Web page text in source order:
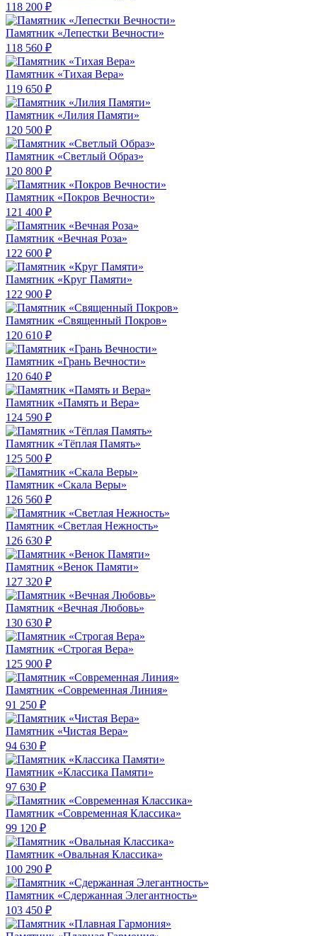
118 200 ₽
Памятник «Лепестки Вечности»
118 560 ₽
Памятник «Тихая Вера»
119 650 ₽
Памятник «Лилия Памяти»
120 500 ₽
Памятник «Светлый Образ»
120 800 ₽
Памятник «Покров Вечности»
121 400 ₽
Памятник «Вечная Роза»
122 600 ₽
Памятник «Круг Памяти»
122 900 ₽
Памятник «Священный Покров»
120 610 ₽
Памятник «Грань Вечности»
120 640 ₽
Памятник «Память и Вера»
124 590 ₽
Памятник «Тёплая Память»
125 500 ₽
Памятник «Скала Веры»
126 560 ₽
Памятник «Светлая Нежность»
126 630 ₽
Памятник «Венок Памяти»
127 320 ₽
Памятник «Вечная Любовь»
130 630 ₽
Памятник «Строгая Вера»
125 900 ₽
Памятник «Современная Линия»
91 250 ₽
Памятник «Чистая Вера»
94 630 ₽
Памятник «Классика Памяти»
97 630 ₽
Памятник «Современная Классика»
99 120 ₽
Памятник «Овальная Классика»
100 290 ₽
Памятник «Сдержанная Элегантность»
103 450 ₽